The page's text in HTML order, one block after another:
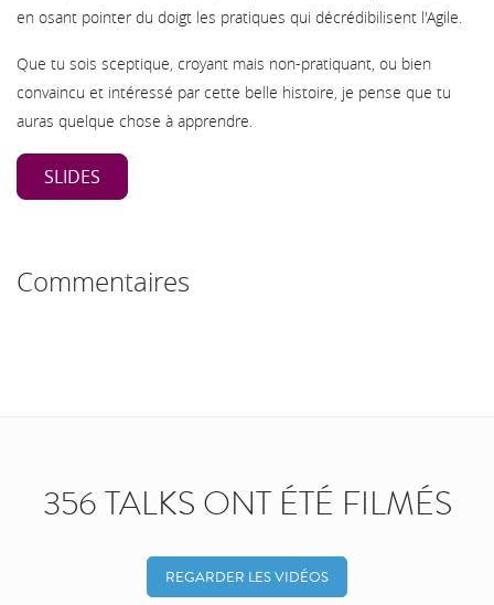
en osant pointer du doigt les pratiques qui décrédibilisent l'Agile.
Que tu sois sceptique, croyant mais non-pratiquant, ou bien
convaincu et intéressé par cette belle histoire, je pense que tu
auras quelque chose à apprendre.
SLIDES
Commentaires
356 TALKS ONT ÉTÉ FILMÉS
REGARDER LES VIDÉOS